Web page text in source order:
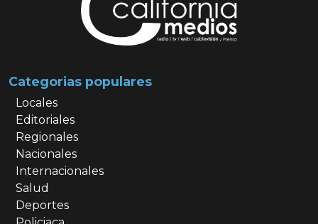
Categorias populares
Locales
Editoriales
Regionales
Nacionales
Internacionales
Salud
Deportes